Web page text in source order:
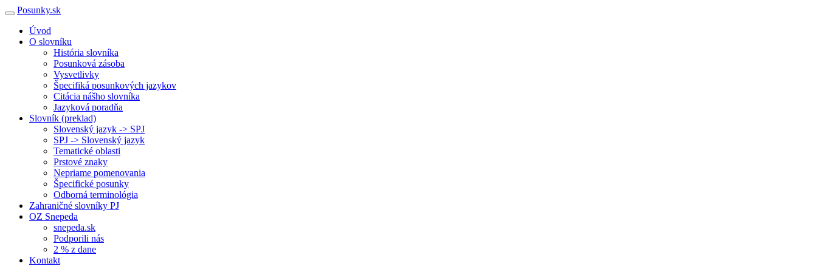
Posunky.sk
Úvod
O slovníku
História slovníka
Posunková zásoba
Vysvetlivky
Špecifiká posunkových jazykov
Citácia nášho slovníka
Jazyková poradňa
Slovník (preklad)
Slovenský jazyk -> SPJ
SPJ -> Slovenský jazyk
Tematické oblasti
Prstové znaky
Nepriame pomenovania
Špecifické posunky
Odborná terminológia
Zahraničné slovníky PJ
OZ Snepeda
snepeda.sk
Podporili nás
2 % z dane
Kontakt